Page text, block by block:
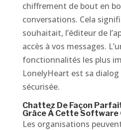
chiffrement de bout en
conversations. Cela
souhaitait, l’éditeur de
accès à vos messages.
fonctionnalités les plus
LonelyHeart est sa
sécurisée.
Chattez De Façon
Grâce À Cette
Les organisations